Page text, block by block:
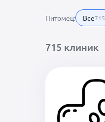
Питомец: Все715
715 клиник